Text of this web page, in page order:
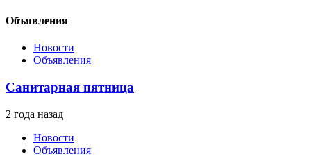
Объявления
Новости
Объявления
Санитарная пятница
2 года назад
Новости
Объявления